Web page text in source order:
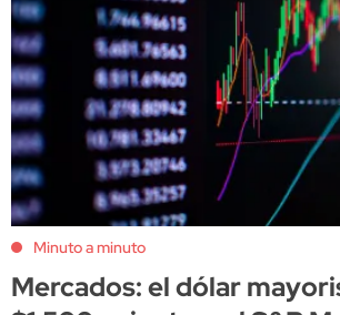
Minuto a minuto
Mercados: el dólar